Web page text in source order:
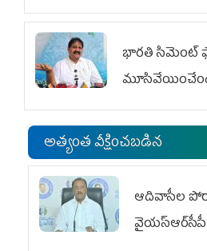
భారతి సిమెంట్
అత్యంత వీక్షించబడిన
ఆదివాసీల